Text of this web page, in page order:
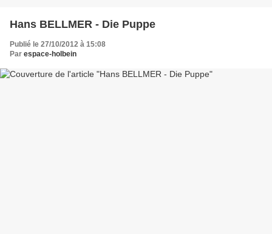
Hans BELLMER - Die Puppe
Publié le 27/10/2012 à 15:08
Par espace-holbein